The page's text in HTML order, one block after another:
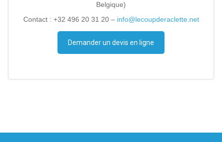
Belgique)
Contact : +32 496 20 31 20 – info@lecoupderaclette.net
Demander un devis en ligne